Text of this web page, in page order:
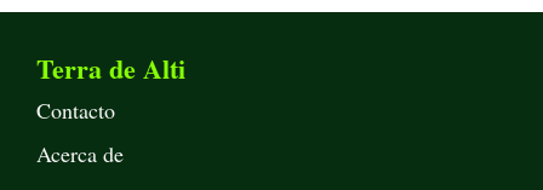
Terra de Alti
Contacto
Acerca de